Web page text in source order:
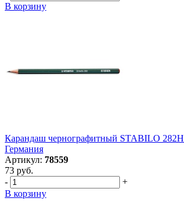
В корзину
Карандаш чернографитный STABILO
Германия
Артикул: 78559
73 руб.
-
+
В корзину